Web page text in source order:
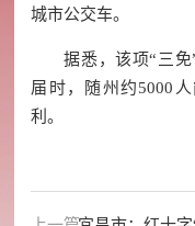
城市公交车。
据悉，该项“三免
届时，随州约5000
利。